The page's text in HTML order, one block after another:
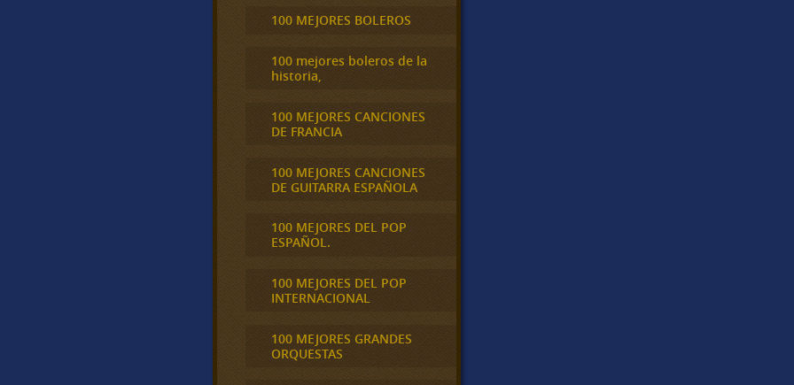
100 MEJORES BOLEROS
100 mejores boleros de la
historia,
100 MEJORES CANCIONES
DE FRANCIA
100 MEJORES CANCIONES
DE GUITARRA ESPAÑOLA
100 MEJORES DEL POP
ESPAÑOL.
100 MEJORES DEL POP
INTERNACIONAL
100 MEJORES GRANDES
ORQUESTAS